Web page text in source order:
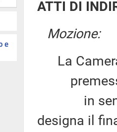
e
ATTI DI
Mozione:
La
in senso
designa il